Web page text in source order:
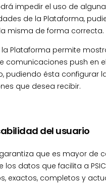
impedir el uso de
de la Plataforma,
misma de forma correcta.
la Plataforma permite
comunicaciones push en
pudiendo ésta configurar
que desea recibir.
del usuario
garantiza que es mayor de
los datos que facilita a
exactos, completos y